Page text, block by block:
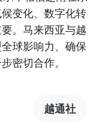
变化、数字化转
。马来西亚与越
球影响力、确保
密切合作。
越通社